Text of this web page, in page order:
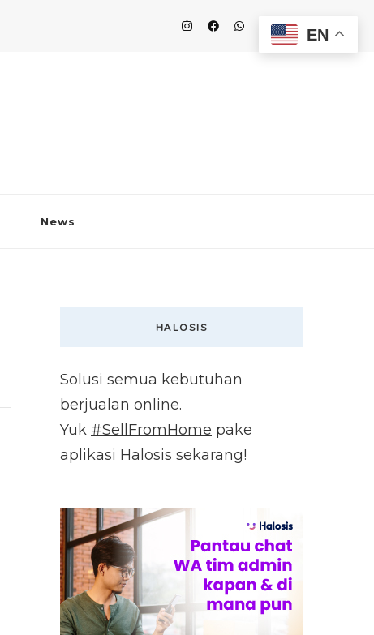
News
HALOSIS
Solusi semua kebutuhan
berjualan online.
Yuk #SellFromHome pake
aplikasi Halosis sekarang!
EN